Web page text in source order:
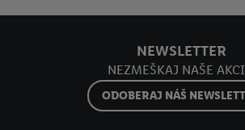
NEWSLETTER
NEZMEŠKAJ NAŠE
ODOBERAJ NÁŠ